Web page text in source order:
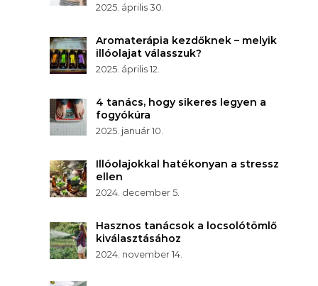
2025. április 30.
Aromaterápia kezdőknek – melyik
illóolajat válasszuk?
2025. április 12.
4 tanács, hogy sikeres legyen a
fogyókúra
2025. január 10.
Illóolajokkal hatékonyan a stressz
ellen
2024. december 5.
Hasznos tanácsok a locsolótömlő
kiválasztásához
2024. november 14.